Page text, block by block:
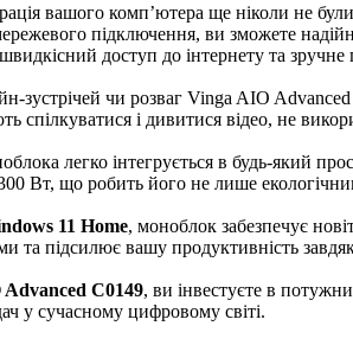
вашого комп’ютера ще ніколи не
підключення, ви зможете
доступ до інтернету та
зустрічей чи розваг Vinga AIO
спілкуватися і дивитися відео, не
легко інтегрується в будь-який
Вт, що робить його не лише
11 Home, моноблок забезпечує
та підсилює вашу продуктивність
C0149, ви інвестуєте в
у сучасному цифровому світі.